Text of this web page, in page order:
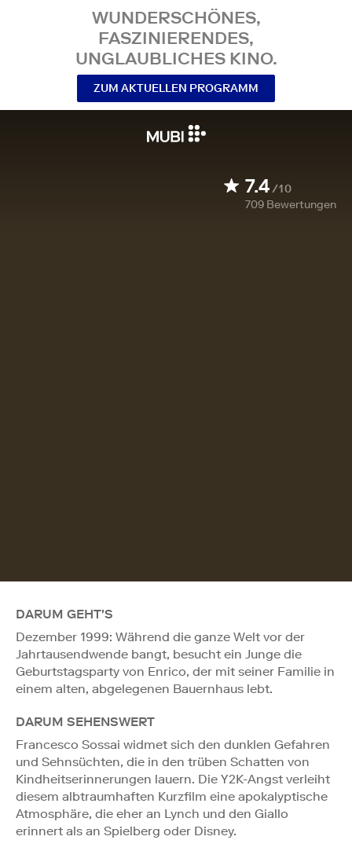
WUNDERSCHÖNES,
FASZINIERENDES,
UNGLAUBLICHES KINO.
ZUM AKTUELLEN PROGRAMM
7.4/10
709 Bewertungen
DARUM GEHT'S
Dezember 1999: Während die ganze Welt vor der
Jahrtausendwende bangt, besucht ein Junge die
Geburtstagsparty von Enrico, der mit seiner Familie in
einem alten, abgelegenen Bauernhaus lebt.
DARUM SEHENSWERT
Francesco Sossai widmet sich den dunklen Gefahren
und Sehnsüchten, die in den trüben Schatten von
Kindheitserinnerungen lauern. Die Y2K-Angst verleiht
diesem albtraumhaften Kurzfilm eine apokalyptische
Atmosphäre, die eher an Lynch und den Giallo
erinnert als an Spielberg oder Disney.